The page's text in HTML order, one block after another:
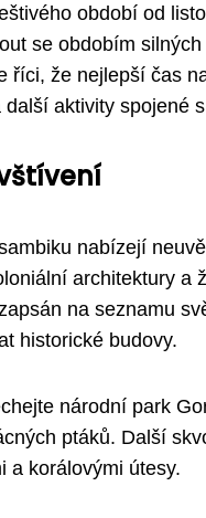
období od
se obdobím
říci, že nejlepší čas
aktivity spojené
nabízejí
architektury
na seznamu
historické budovy.
národní park
ptáků. Další
a korálovými útesy.